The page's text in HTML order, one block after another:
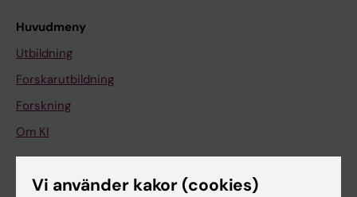
Huvudmeny
Utbildning
Forskarutbildning
Forskning
Om KI
På gång
Vi använder kakor (cookies)